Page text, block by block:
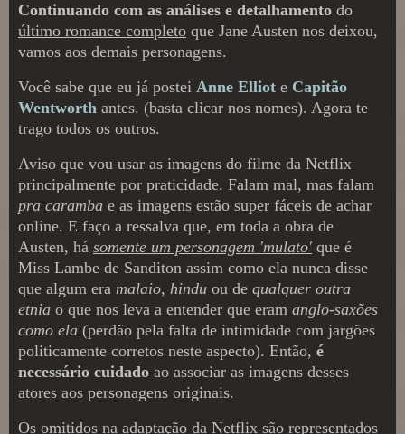
Continuando com as análises e detalhamento do
último romance completo que Jane Austen nos deixou,
vamos aos demais personagens.
Você sabe que eu já postei Anne Elliot e Capitão
Wentworth antes. (basta clicar nos nomes). Agora te
trago todos os outros.
Aviso que vou usar as imagens do filme da Netflix
principalmente por praticidade. Falam mal, mas falam
pra caramba e as imagens estão super fáceis de achar
online. E faço a ressalva que, em toda a obra de
Austen, há somente um personagem 'mulato' que é
Miss Lambe de Sanditon assim como ela nunca disse
que algum era malaio, hindu ou de qualquer outra
etnia o que nos leva a entender que eram anglo-saxões
como ela (perdão pela falta de intimidade com jargões
politicamente corretos neste aspecto). Então, é
necessário cuidado ao associar as imagens desses
atores aos personagens originais.
Os omitidos na adaptação da Netflix são representados